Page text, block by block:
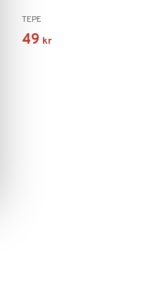
TEPE
49 kr